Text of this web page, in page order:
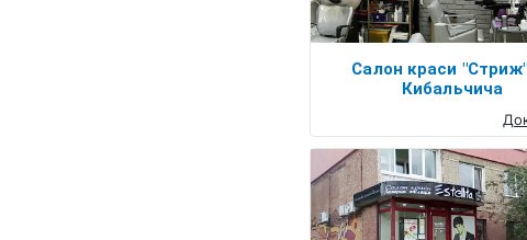
Салон краси
Кибальчича